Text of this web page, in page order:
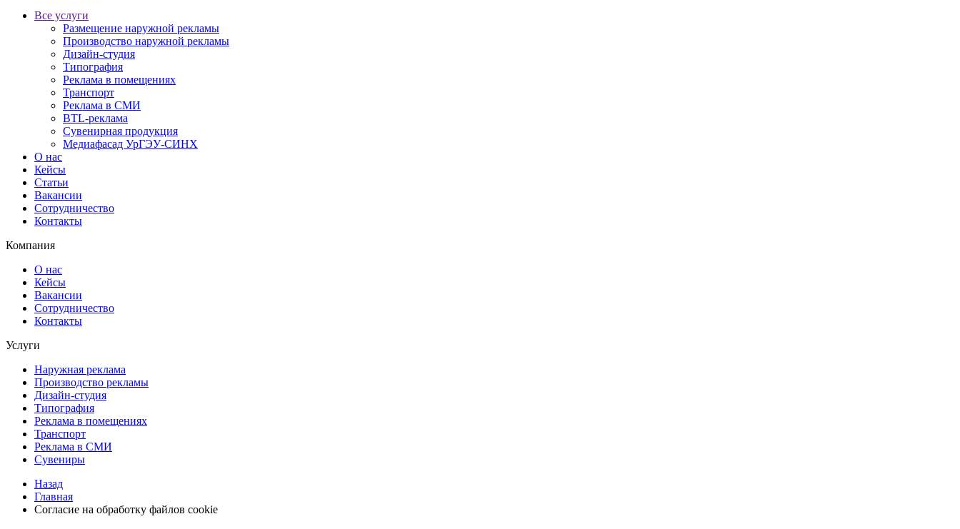
Все услуги
Размещение наружной рекламы
Производство наружной рекламы
Дизайн-студия
Типография
Реклама в помещениях
Транспорт
Реклама в СМИ
BTL-реклама
Сувенирная продукция
Медиафасад УрГЭУ-СИНХ
О нас
Кейсы
Статьи
Вакансии
Сотрудничество
Контакты
Компания
О нас
Кейсы
Вакансии
Сотрудничество
Контакты
Услуги
Наружная реклама
Производство рекламы
Дизайн-студия
Типография
Реклама в помещениях
Транспорт
Реклама в СМИ
Сувениры
Назад
Главная
Согласие на обработку файлов cookie